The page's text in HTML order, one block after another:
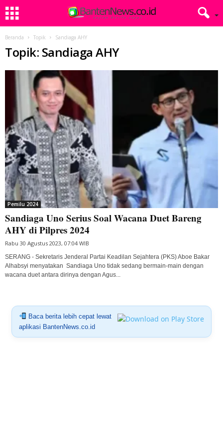
Beranda Topik Sandiaga AHY
Topik: Sandiaga AHY
Pemilu 2024
Sandiaga Uno Serius Soal Wacana Duet Bareng
AHY di Pilpres 2024
Rabu 30 Agustus 2023, 07:04 WIB
SERANG - Sekretaris Jenderal Partai Keadilan Sejahtera (PKS) Aboe Bakar
Alhabsyi menyatakan Sandiaga Uno tidak sedang bermain-main dengan
wacana duet antara dirinya dengan Agus...
Baca berita lebih cepat lewat
aplikasi BantenNews.co.id